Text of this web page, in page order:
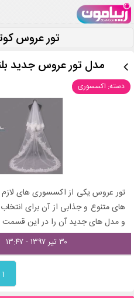
تور عروس
مدل تور عروس جدید بلند و
دسته: اکسسوری
تور عروس یکی از اکسسوری های
های متنوع و جذابی از آن برای
و مدل های جدید آن را در این قسمت
۳۰ تیر ۱۳۹۷ - ۱۳:۴۷
۱